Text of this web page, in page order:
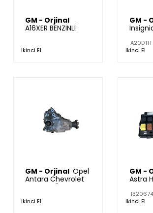
GM - Orjinal
A16XER BENZİNLİ
İkinci El
GM -
Kapağı
A20DTH
İkinci El
GM - Orjinal
Antara Chevrolet
Captiva Ön Dört
Defransiyel
İkinci El
GM -
Astra
İkinci El